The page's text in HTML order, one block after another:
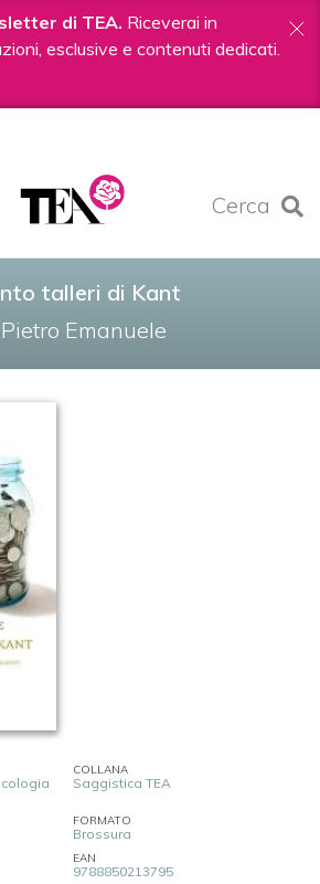
di TEA. Riceverai in
esclusive e contenuti dedicati.
Cerca
talleri di Kant
Pietro Emanuele
COLLANA
Saggistica TEA
FORMATO
Brossura
EAN
9788850213795